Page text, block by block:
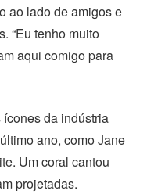
ao lado de amigos e
“Eu tenho muito
aqui comigo para
da indústria
ano, como Jane
Um coral cantou
projetadas.